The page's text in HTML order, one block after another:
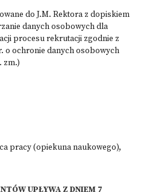
do J.M. Rektora z dopiskiem
danych osobowych dla
procesu rekrutacji zgodnie z
o ochronie danych osobowych
zm.)
pracy (opiekuna naukowego),
UPŁYWA Z DNIEM 7